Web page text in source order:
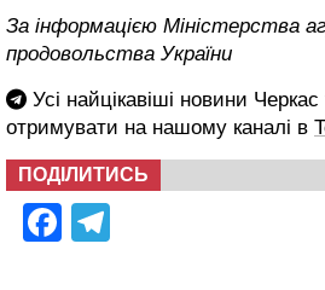
За інформацією Міністерства
продовольства України
Усі найцікавіші новини
отримувати на нашому каналі в
ПОДІЛИТИСЬ
Facebook